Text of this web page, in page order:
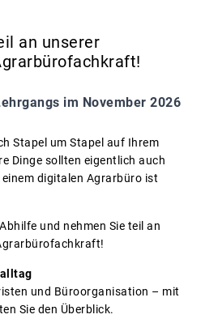
an unserer
im November 2026
Stapel um Stapel auf Ihrem
Dinge sollten eigentlich auch
digitalen Agrarbüro ist
und nehmen Sie teil an
und Büroorganisation – mit
Sie den Überblick.